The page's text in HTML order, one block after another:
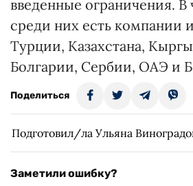
введенные ограничения. В
среди них есть компании
Турции, Казахстана,
Болгарии, Сербии, ОАЭ и
Поделиться
Подготовил/ла Ульяна
Заметили ошибку?